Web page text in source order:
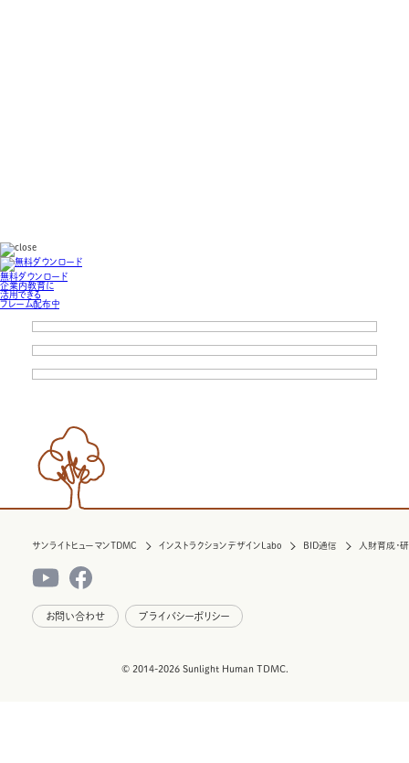
無料ダウンロード
企業内教育に
活用できる
フレーム配布中
サンライトヒューマンTDMC インストラクションデザインLabo BID通信 人財育成・
お問い合わせ プライバシーポリシー
© 2014-2026 Sunlight Human TDMC.